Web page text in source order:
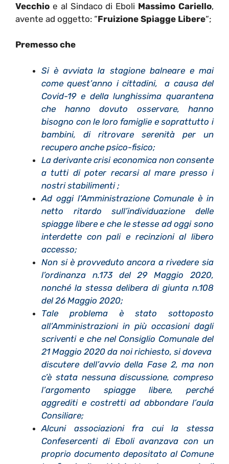
Vecchio e al Sindaco di Eboli Massimo Cariello,
avente ad oggetto: “Fruizione Spiagge Libere“;
Premesso che
Si è avviata la stagione balneare e mai
come quest’anno i cittadini, a causa del
Covid-19 e della lunghissima quarantena
che hanno dovuto osservare, hanno
bisogno con le loro famiglie e soprattutto i
bambini, di ritrovare serenità per un
recupero anche psico-fisico;
La derivante crisi economica non consente
a tutti di poter recarsi al mare presso i
nostri stabilimenti ;
Ad oggi l’Amministrazione Comunale è in
netto ritardo sull’individuazione delle
spiagge libere e che le stesse ad oggi sono
interdette con pali e recinzioni al libero
accesso;
Non si è provveduto ancora a rivedere sia
l’ordinanza n.173 del 29 Maggio 2020,
nonché la stessa delibera di giunta n.108
del 26 Maggio 2020;
Tale problema è stato sottoposto
all’Amministrazioni in più occasioni dagli
scriventi e che nel Consiglio Comunale del
21 Maggio 2020 da noi richiesto, si doveva
discutere dell’avvio della Fase 2, ma non
c’è stata nessuna discussione, compreso
l’argomento spiagge libere, perché
aggrediti e costretti ad abbondare l’aula
Consiliare;
Alcuni associazioni fra cui la stessa
Confesercenti di Eboli avanzava con un
proprio documento depositato al Comune